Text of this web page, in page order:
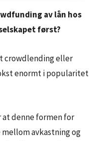
av lån hos
først?
crowdlending eller
enormt i popularitet
at denne formen for
avkastning og